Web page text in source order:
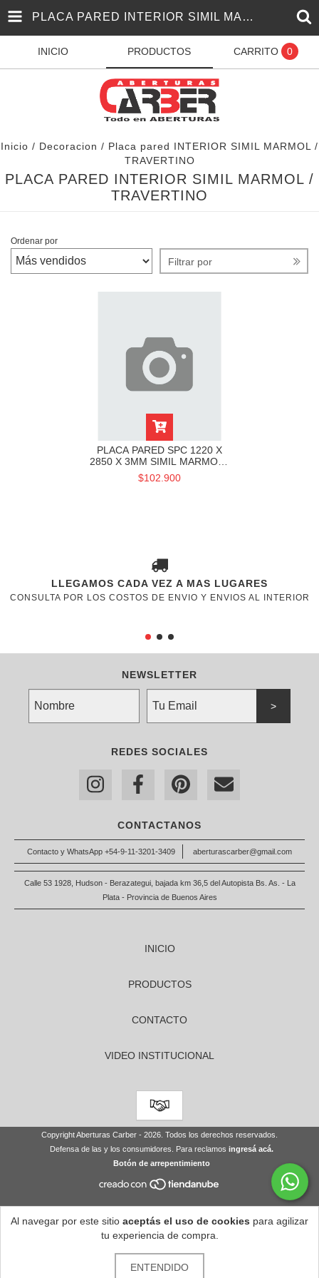
PLACA PARED INTERIOR SIMIL MARMOL / TRAVERTINO
INICIO PRODUCTOS CARRITO 0
Al navegar por este sitio aceptás el uso de cookies para agilizar
tu experiencia de compra.
ENTENDIDO
Inicio / Decoracion / Placa pared INTERIOR SIMIL MARMOL /
TRAVERTINO
PLACA PARED INTERIOR SIMIL MARMOL /
TRAVERTINO
Ordenar por
Filtrar por
PLACA PARED SPC 1220 X
2850 X 3MM SIMIL MARMOL /
TRAVERTINO
$102.900
LLEGAMOS CADA VEZ A MAS LUGARES
CONSULTA POR LOS COSTOS DE ENVIO Y ENVIOS AL INTERIOR
NEWSLETTER
REDES SOCIALES
CONTACTANOS
Contacto y WhatsApp +54-9-11-3201-3409 aberturascarber@gmail.com
Calle 53 1928, Hudson - Berazategui, bajada km 36,5 del Autopista Bs. As. - La
Plata - Provincia de Buenos Aires
INICIO
PRODUCTOS
CONTACTO
VIDEO INSTITUCIONAL
Copyright Aberturas Carber - 2026. Todos los derechos reservados.
Defensa de las y los consumidores. Para reclamos ingresá acá.
Botón de arrepentimiento